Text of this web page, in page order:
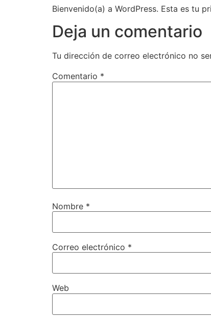
Bienvenido(a) a WordPress. Esta es tu
Deja un comentario
Tu dirección de correo electrónico no
Comentario *
Nombre *
Correo electrónico *
Web